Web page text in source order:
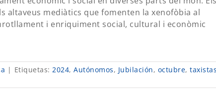
altaveus mediàtics que fomenten la xenofòbia al
i enriquiment social, cultural i econòmic
| Etiquetas: 2024, Autónomos, Jubilación, octubre, taxistas